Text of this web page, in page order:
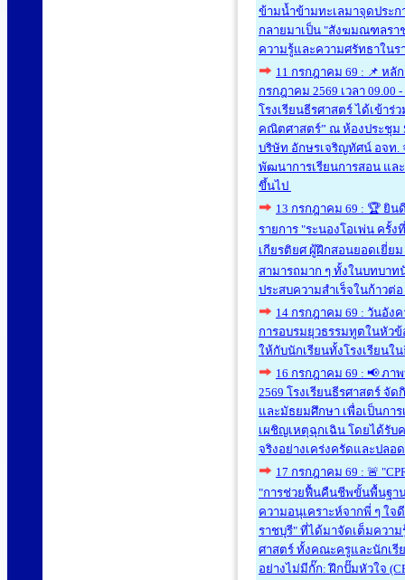
ข้ามน้ำข้ามทะเลมาจุดประ
กลายมาเป็น "สังฆมณฑลรา
ความรู้และความศรัทธาในร
11 กรกฎาคม 69 : 📌 ห
กรกฎาคม 2569 เวลา
โรงเรียนธีรศาสตร์ ได้เข้า
คณิตศาสตร์” ณ ห้องประชุม
บริษัท อักษรเจริญทัศน์ อจท.
พัฒนาการเรียนการสอน แล
ขึ้นไป
13 กรกฎาคม 69 : 🏆 ยิ
รายการ "ระนองโอเพ่น ครั้
เกียรติยศ ผู้ฝึกสอนยอดเยี่ย
สามารถมาก ๆ ทั้งในบทบา
ประสบความสำเร็จในก้าว
14 กรกฎาคม 69 : วันอัง
การอบรมยุวธรรมทูตในหัวข้
ให้กับนักเรียนทั้งโรงเรียน
16 กรกฎาคม 69 : 📢 ภ
2569 โรงเรียนธีรศาสตร์ จั
และมัธยมศึกษา เพื่อเป็นกา
เผชิญเหตุฉุกเฉิน โดยได้รั
จริงอย่างเคร่งครัดและปลอ
17 กรกฎาคม 69 : 🚨
"การช่วยฟื้นคืนชีพขั้นพื้นฐาน
ความอนุเคราะห์จากพี่ ๆ ใ
ราชบุรี" ที่ได้มาจัดเต็มควา
ศาสตร์ ทั้งคณะครูและนักเรี
อย่างไม่มีกั๊ก: ฝึกปั๊มหัวใจ